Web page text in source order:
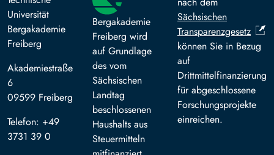
Universität
Bergakademie
Freiberg
Akademiestraße
6
09599 Freiberg
Telefon: +49
3731 39 0
Bergakademie
Freiberg wird
auf Grundlage
des vom
Sächsischen
Landtag
beschlossenen
Haushalts aus
Steuermitteln
Sächsischen
Transparenzgesetz
können Sie in Bezug
auf
Drittmittelfinanzierung
für abgeschlossene
Forschungsprojekte
einreichen.